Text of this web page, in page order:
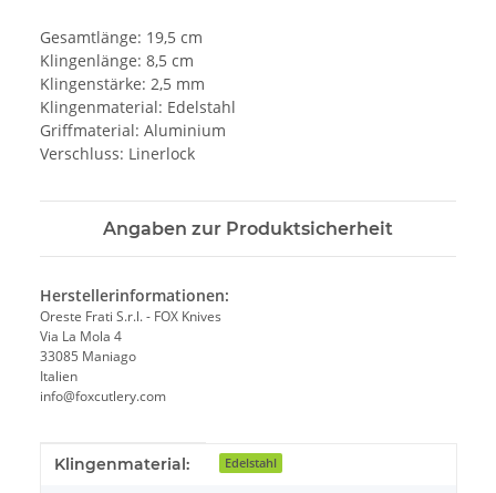
Gesamtlänge: 19,5 cm
Klingenlänge: 8,5 cm
Klingenstärke: 2,5 mm
Klingenmaterial: Edelstahl
Griffmaterial: Aluminium
Verschluss: Linerlock
Angaben zur Produktsicherheit
Herstellerinformationen:
Oreste Frati S.r.l. - FOX Knives
Via La Mola 4
33085 Maniago
Italien
info@foxcutlery.com
Produkteigenschaft
Wert
Klingenmaterial: Edelstahl